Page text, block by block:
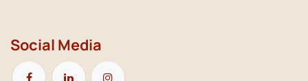
Social Media